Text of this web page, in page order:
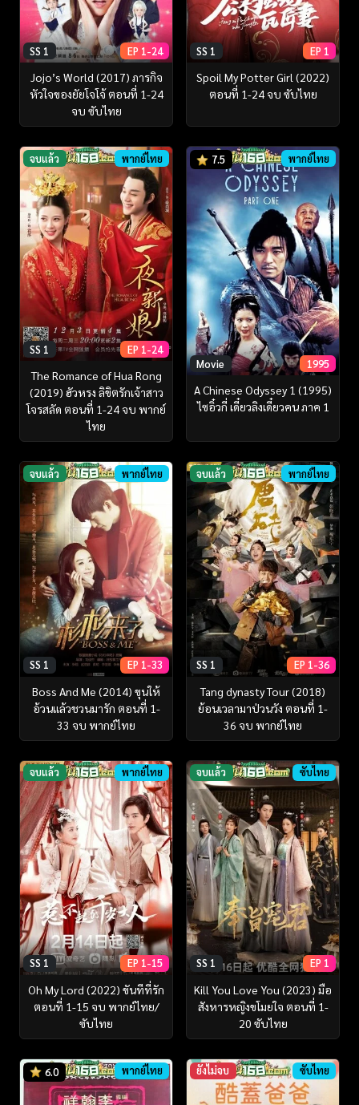
SS 1 EP 1-24
Jojo’s World (2017) ภารกิจ
หัวใจของยัยโจโจ้ ตอนที่ 1-24
จบ ซับไทย
SS 1 EP 1
Spoil My Potter Girl (2022)
ตอนที่ 1-24 จบ ซับไทย
จบแล้ว พากย์ไทย
SS 1 EP 1-24
The Romance of Hua Rong
(2019) ฮัวหรง ลิขิตรักเจ้าสาว
โจรสลัด ตอนที่ 1-24 จบ พากย์
ไทย
7.5 พากย์ไทย
Movie 1995
A Chinese Odyssey 1 (1995)
ไซอิ๋วกี่ เดี๋ยวลิงเดี๋ยวคน ภาค 1
จบแล้ว พากย์ไทย
SS 1 EP 1-33
Boss And Me (2014) ขุนให้
อ้วนแล้วชวนมารัก ตอนที่ 1-
33 จบ พากย์ไทย
จบแล้ว พากย์ไทย
SS 1 EP 1-36
Tang dynasty Tour (2018)
ย้อนเวลามาป่วนวัง ตอนที่ 1-
36 จบ พากย์ไทย
จบแล้ว พากย์ไทย
SS 1 EP 1-15
Oh My Lord (2022) ขันทีที่รัก
ตอนที่ 1-15 จบ พากย์ไทย/
ซับไทย
จบแล้ว ซับไทย
SS 1 EP 1
Kill You Love You (2023) มือ
สังหารหญิงขโมยใจ ตอนที่ 1-
20 ซับไทย
6.0 พากย์ไทย ยังไม่จบ ซับไทย